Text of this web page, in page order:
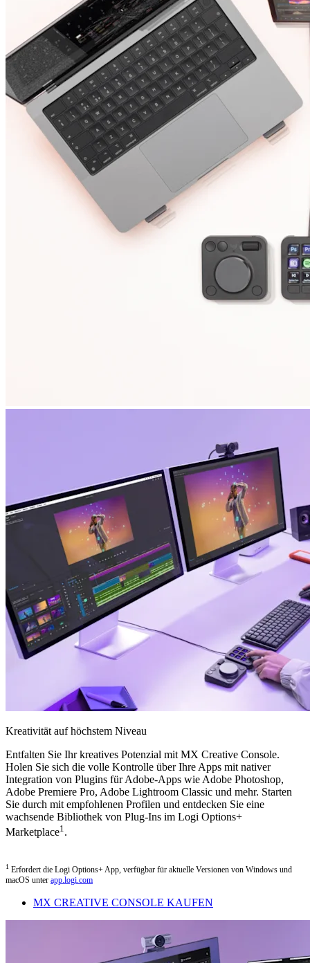
Kreativität auf höchstem Niveau
Entfalten Sie Ihr kreatives Potenzial mit MX Creative Console.
Holen Sie sich die volle Kontrolle über Ihre Apps mit nativer
Integration von Plugins für Adobe-Apps wie Adobe Photoshop,
Adobe Premiere Pro, Adobe Lightroom Classic und mehr. Starten
Sie durch mit empfohlenen Profilen und entdecken Sie eine
wachsende Bibliothek von Plug-Ins im Logi Options+
Marketplace1.
1 Erfordert die Logi Options+ App, verfügbar für aktuelle Versionen von Windows und
macOS unter app.logi.com
MX CREATIVE CONSOLE KAUFEN